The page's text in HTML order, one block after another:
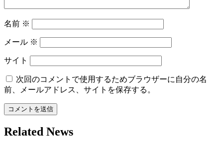
名前 ※
メール ※
サイト
次回のコメントで使用するためブラウザーに自分の名
前、メールアドレス、サイトを保存する。
Related News